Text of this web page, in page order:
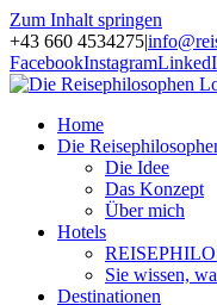
Zum Inhalt springen
+43 660 4534275|
FacebookInstagram
Home
Die
Die Idee
Das Konzept
Über mich
Hotels
Sie wissen,
Destinationen